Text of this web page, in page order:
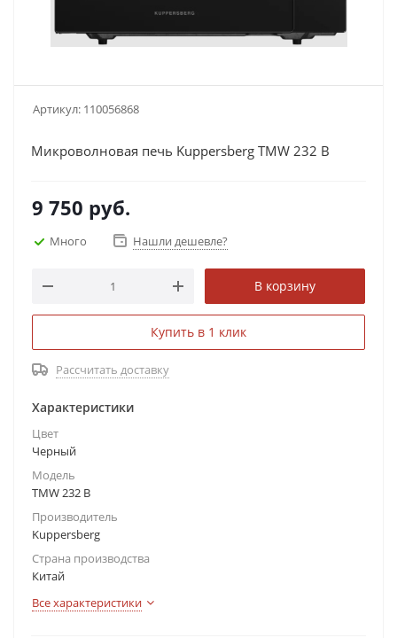
Артикул: 110056868
Микроволновая печь Kuppersberg TMW 232 B
9 750 руб.
Много Нашли дешевле?
В корзину
Купить в 1 клик
Рассчитать доставку
Характеристики
Цвет
Черный
Модель
TMW 232 B
Производитель
Kuppersberg
Страна производства
Китай
Все характеристики